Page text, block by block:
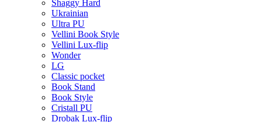
Shaggy Hard
Ukrainian
Ultra PU
Vellini Book Style
Vellini Lux-flip
Wonder
LG
Classic pocket
Book Stand
Book Style
Cristall PU
Drobak Lux-flip